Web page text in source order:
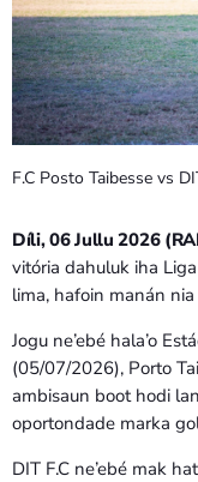
TÉTUM
TÉTUM
PORTUGUÊS
PRÓXIMOS
7:00
Bom dia
7:00
Bom dia
7:00
F.C Posto Taibesse vs
Díli, 06 Jullu 2026
vitória dahuluk iha
lima, hafoin manán
Jogu ne’ebé hala’o
(05/07/2026), Porto
ambisaun boot hodi
oportondade marka
DIT F.C ne’ebé mak